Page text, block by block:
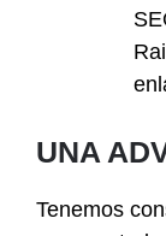
UNA
Tenemos